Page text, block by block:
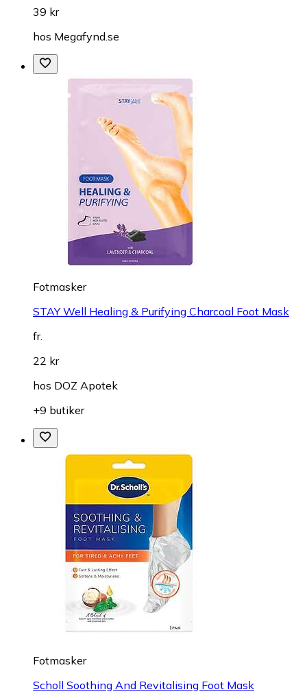
39 kr
hos Megafynd.se
Fotmasker
STAY Well Healing & Purifying Charcoal Foot Mask
fr.
22 kr
hos DOZ Apotek
+9 butiker
Fotmasker
Scholl Soothing And Revitalising Foot Mask